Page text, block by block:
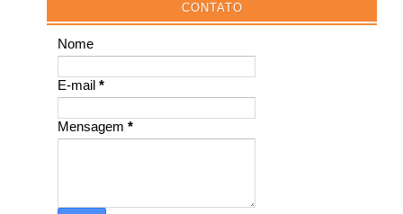
CONTATO
Nome
E-mail*
Mensagem*